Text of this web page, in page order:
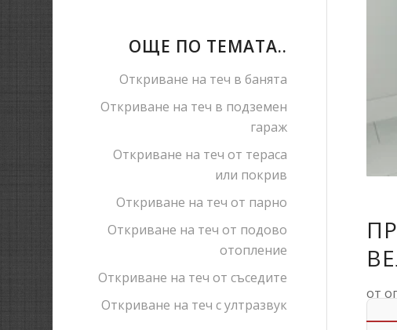
от
ОЩЕ ПО ТЕМАТА..
Откриване на теч в банята
Откриване на теч в подземен
гараж
Откриване на теч от тераса
или покрив
Откриване на теч от парно
Откриване на теч от подово
отопление
Откриване на теч от съседите
Откриване на теч с ултразвук